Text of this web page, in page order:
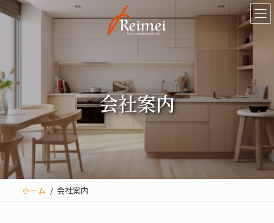
ツ
へ
ス
キ
ッ
プ
シ
ョ
ン
に
移
動
会社案内
ホーム 会社案内